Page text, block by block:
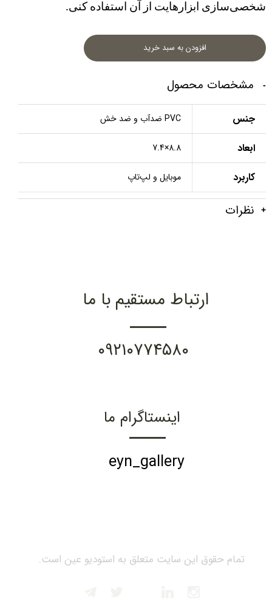
شخصی‌سازی ابزارهایت از آن استفاده کنی.
افزودن به سبد خرید
مشخصات محصول
جنس PVC ضدآب و ضد خش
ابعاد 8.8×7.4
کاربرد موبایل و لپ‌تاپ
نظرات
تمام حقوق این سایت متعلق به استودیو عین است.
ارتباط مستقیم با ما
۰۹۲۱۰۷۷۴۵۸۰
اینستاگرام ما
eyn_gallery